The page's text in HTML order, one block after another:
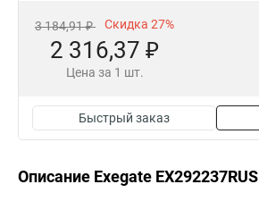
3 184,91 ₽ Скидка 27%
2 316,37 ₽
Цена за 1 шт.
Быстрый заказ
Описание Exegate EX292237RUS